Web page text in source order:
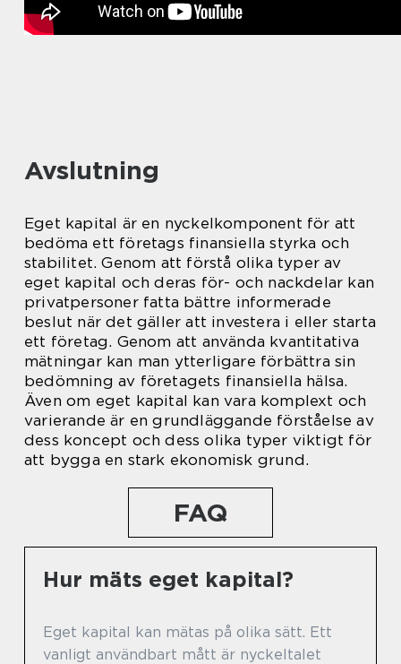
Avslutning
Eget kapital är en nyckelkomponent för att
bedöma ett företags finansiella styrka och
stabilitet. Genom att förstå olika typer av
eget kapital och deras för- och nackdelar kan
privatpersoner fatta bättre informerade
beslut när det gäller att investera i eller starta
ett företag. Genom att använda kvantitativa
mätningar kan man ytterligare förbättra sin
bedömning av företagets finansiella hälsa.
Även om eget kapital kan vara komplext och
varierande är en grundläggande förståelse av
dess koncept och dess olika typer viktigt för
att bygga en stark ekonomisk grund.
FAQ
Hur mäts eget kapital?
Eget kapital kan mätas på olika sätt. Ett
vanligt användbart mått är nyckeltalet